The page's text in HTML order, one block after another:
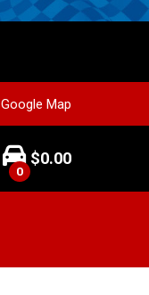
Google Map
0
$0.00